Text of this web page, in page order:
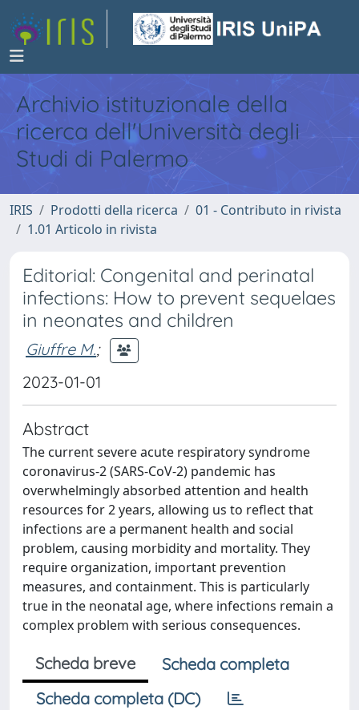
Archivio istituzionale della
ricerca dell'Università degli
Studi di Palermo
IRIS Prodotti della ricerca
01 - Contributo in rivista
1.01 Articolo in rivista
Editorial: Congenital and perinatal
infections: How to prevent sequelaes
in neonates and children
Giuffre M.;
2023-01-01
Abstract
The current severe acute respiratory syndrome
coronavirus-2 (SARS-CoV-2) pandemic has
overwhelmingly absorbed attention and health
resources for 2 years, allowing us to reflect that
infections are a permanent health and social
problem, causing morbidity and mortality. They
require organization, important prevention
measures, and containment. This is particularly
true in the neonatal age, where infections remain a
complex problem with serious consequences.
Scheda breve
Scheda completa
Scheda completa (DC)